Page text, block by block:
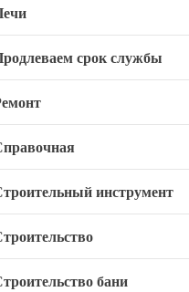
срок службы
инструмент
бани